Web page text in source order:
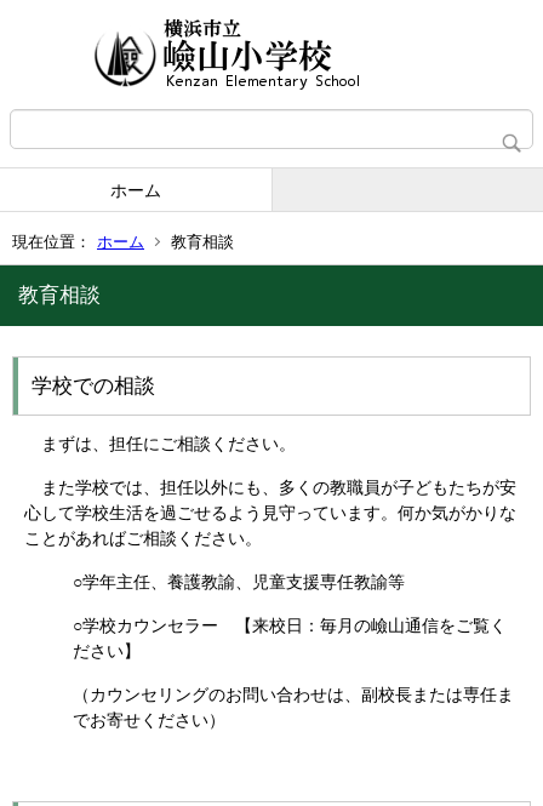
ホーム
現在位置： ホーム 教育相談
教育相談
学校での相談
まずは、担任にご相談ください。
また学校では、担任以外にも、多くの教職員が子どもたちが安
心して学校生活を過ごせるよう見守っています。何か気がかりな
ことがあればご相談ください。
○学年主任、養護教諭、児童支援専任教諭等
○学校カウンセラー 【来校日：毎月の嶮山通信をご覧く
ださい】
（カウンセリングのお問い合わせは、副校長または専任ま
でお寄せください）